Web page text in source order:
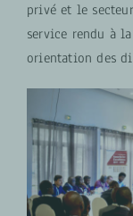
privé et le
service rendu à
orientation des